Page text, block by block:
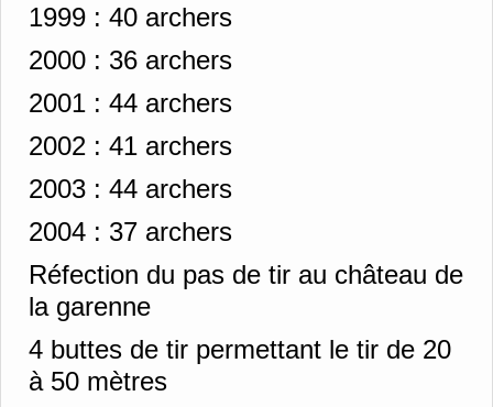
1999 : 40 archers
2000 : 36 archers
2001 : 44 archers
2002 : 41 archers
2003 : 44 archers
2004 : 37 archers
Réfection du pas de tir au château de
la garenne
4 buttes de tir permettant le tir de 20
à 50 mètres